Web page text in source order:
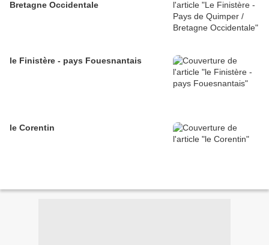
Bretagne Occidentale
le Finistère - pays Fouesnantais
le Corentin